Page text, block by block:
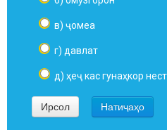
в) ҷомеа
г) давлат
д) ҳеҷ кас гунаҳкор нест